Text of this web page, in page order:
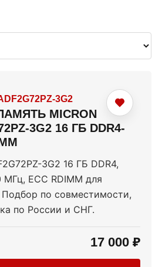
3G2
MICRON
3G2 16 ГБ DDR4-
3G2 16 ГБ DDR4,
ECC RDIMM для
по совместимости,
по России и СНГ.
17 000 ₽